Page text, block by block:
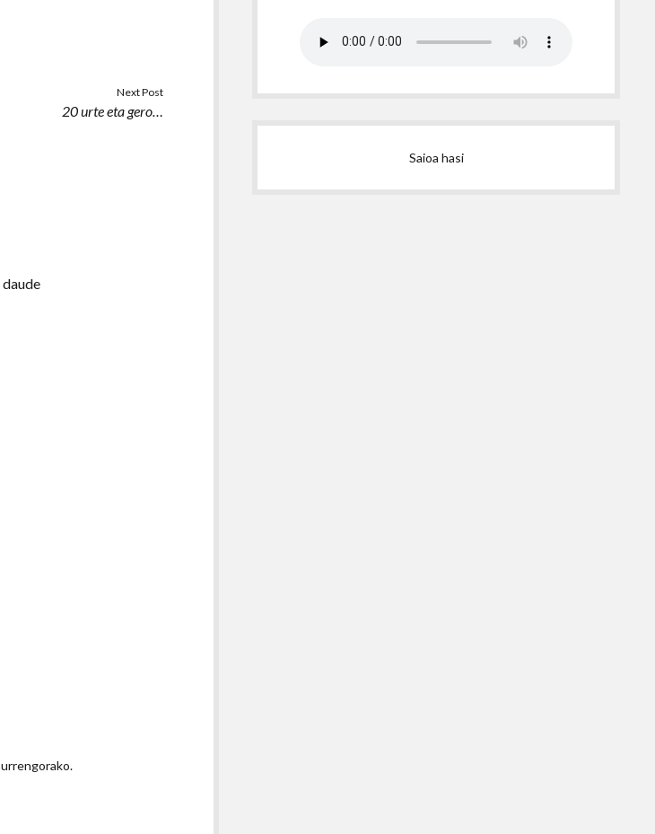
Next Post
20 urte eta gero…
Saioa hasi